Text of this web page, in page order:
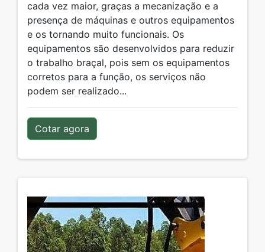
cada vez maior, graças a mecanização e a
presença de máquinas e outros equipamentos
e os tornando muito funcionais. Os
equipamentos são desenvolvidos para reduzir
o trabalho braçal, pois sem os equipamentos
corretos para a função, os serviços não
podem ser realizado...
Cotar agora